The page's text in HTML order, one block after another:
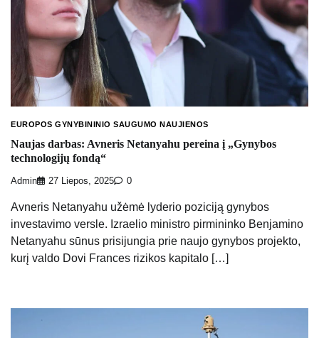
EUROPOS GYNYBININIO SAUGUMO NAUJIENOS
Naujas darbas: Avneris Netanyahu pereina į „Gynybos
technologijų fondą“
Admin 27 Liepos, 2025 0
Avneris Netanyahu užėmė lyderio poziciją gynybos
investavimo versle. Izraelio ministro pirmininko Benjamino
Netanyahu sūnus prisijungia prie naujo gynybos projekto,
kurį valdo Dovi Frances rizikos kapitalo […]